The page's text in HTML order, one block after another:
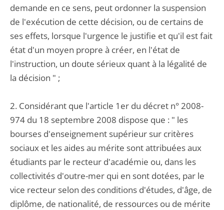
demande en ce sens, peut ordonner la suspension
de l'exécution de cette décision, ou de certains de
ses effets, lorsque l'urgence le justifie et qu'il est fait
état d'un moyen propre à créer, en l'état de
l'instruction, un doute sérieux quant à la légalité de
la décision " ;
2. Considérant que l'article 1er du décret n° 2008-
974 du 18 septembre 2008 dispose que : " les
bourses d'enseignement supérieur sur critères
sociaux et les aides au mérite sont attribuées aux
étudiants par le recteur d'académie ou, dans les
collectivités d'outre-mer qui en sont dotées, par le
vice recteur selon des conditions d'études, d'âge, de
diplôme, de nationalité, de ressources ou de mérite